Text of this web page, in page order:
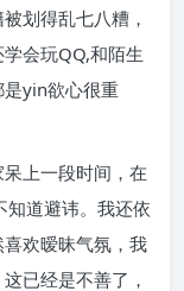
划得乱七八糟，
会玩QQ,和陌生
是yin欲心很重
上一段时间，在
知道避讳。我还依
欢暧昧气氛，我
已经是不善了，